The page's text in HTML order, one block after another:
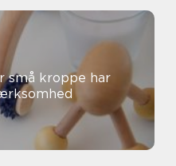
små kroppe har